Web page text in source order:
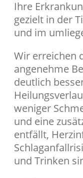
Ihre
gezielt in der
und im
Wir erreichen
angenehme
deutlich
weniger
und eine
entfällt,
und Trinken